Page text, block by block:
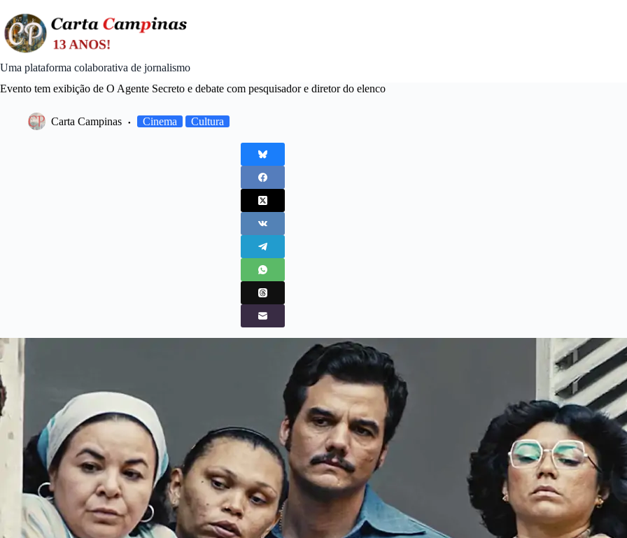
content
Uma plataforma colaborativa de jornalismo
Evento tem exibição de O Agente Secreto e debate com pesquisador e diretor do elenco
Carta Campinas Cinema Cultura